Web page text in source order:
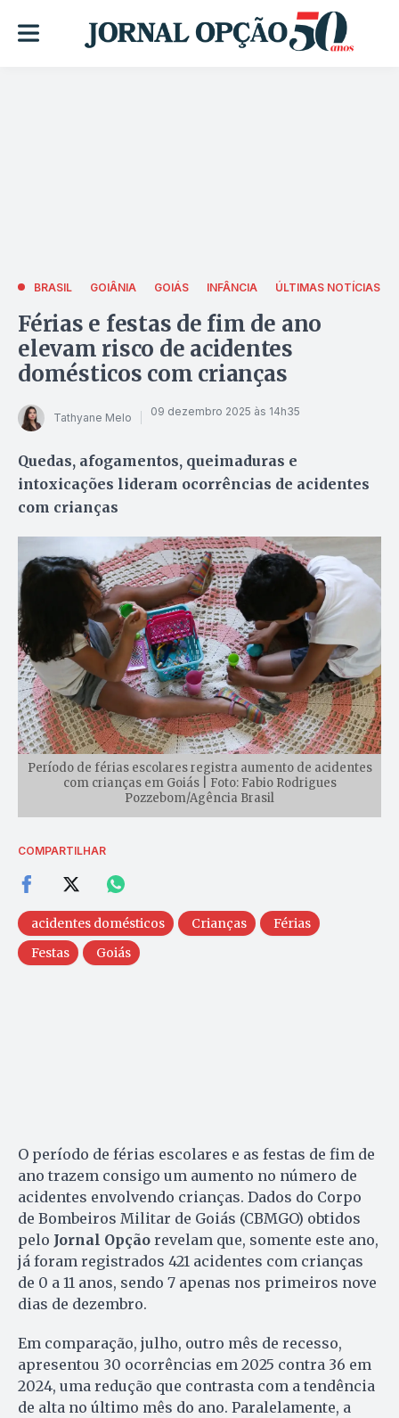
BRASIL GOIÂNIA GOIÁS INFÂNCIA ÚLTIMAS NOTÍCIAS
Férias e festas de fim de ano
elevam risco de acidentes
domésticos com crianças
Tathyane Melo 09 dezembro 2025 às 14h35
Quedas, afogamentos, queimaduras e
intoxicações lideram ocorrências de acidentes
com crianças
Período de férias escolares registra aumento de acidentes
com crianças em Goiás | Foto: Fabio Rodrigues
Pozzebom/Agência Brasil
COMPARTILHAR
acidentes domésticos Crianças
Férias
Festas
Goiás
O período de férias escolares e as festas de fim de
ano trazem consigo um aumento no número de
acidentes envolvendo crianças. Dados do Corpo
de Bombeiros Militar de Goiás (CBMGO) obtidos
pelo Jornal Opção revelam que, somente este ano,
já foram registrados 421 acidentes com crianças
de 0 a 11 anos, sendo 7 apenas nos primeiros nove
dias de dezembro.
Em comparação, julho, outro mês de recesso,
apresentou 30 ocorrências em 2025 contra 36 em
2024, uma redução que contrasta com a tendência
de alta no último mês do ano. Paralelamente, a